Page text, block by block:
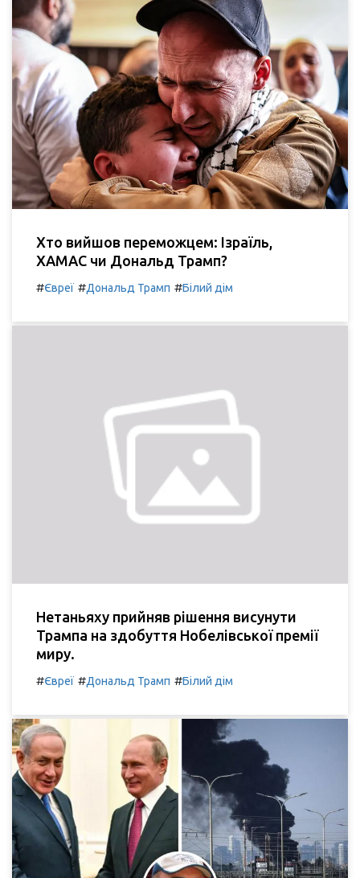
Хто вийшов переможцем: Ізраїль,
ХАМАС чи Дональд Трамп?
#Євреї #Дональд Трамп #Білий дім
Нетаньяху прийняв рішення висунути
Трампа на здобуття Нобелівської премії
миру.
#Євреї #Дональд Трамп #Білий дім